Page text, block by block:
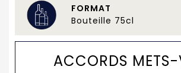
FORMAT
Bouteille 75cl
ACCORDS